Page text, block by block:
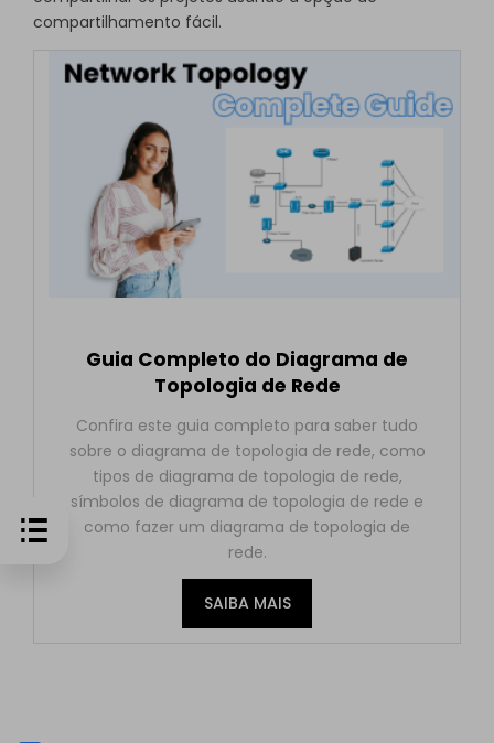
compartilhamento fácil.
Guia Completo do Diagrama de
Topologia de Rede
Confira este guia completo para saber tudo
sobre o diagrama de topologia de rede, como
tipos de diagrama de topologia de rede,
símbolos de diagrama de topologia de rede e
como fazer um diagrama de topologia de
rede.
SAIBA MAIS